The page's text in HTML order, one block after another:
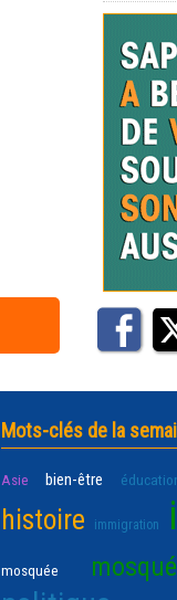
Mots-clés de la
Asie bien-être
histoire immigration
mosquée